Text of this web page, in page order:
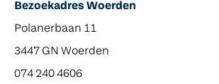
Bezoekadres Woerden
Polanerbaan 11
3447 GN Woerden
074 240 4606